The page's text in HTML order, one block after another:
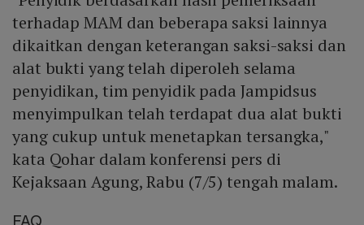
terhadap MAM dan beberapa saksi lainnya
dikaitkan dengan keterangan saksi-saksi dan
alat bukti yang telah diperoleh selama
penyidikan, tim penyidik pada Jampidsus
menyimpulkan telah terdapat dua alat bukti
yang cukup untuk menetapkan tersangka,"
kata Qohar dalam konferensi pers di
Kejaksaan Agung, Rabu (7/5) tengah malam.